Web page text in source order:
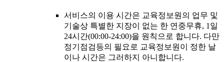
서비스의 이용 시간은 교육정보원의 업무 및
기술상 특별한 지장이 없는 한 연중무휴, 1일
24시간(00:00-24:00)을 원칙으로 합니다. 다만
정기점검등의 필요로 교육정보원이 정한 날
이나 시간은 그러하지 아니합니다.